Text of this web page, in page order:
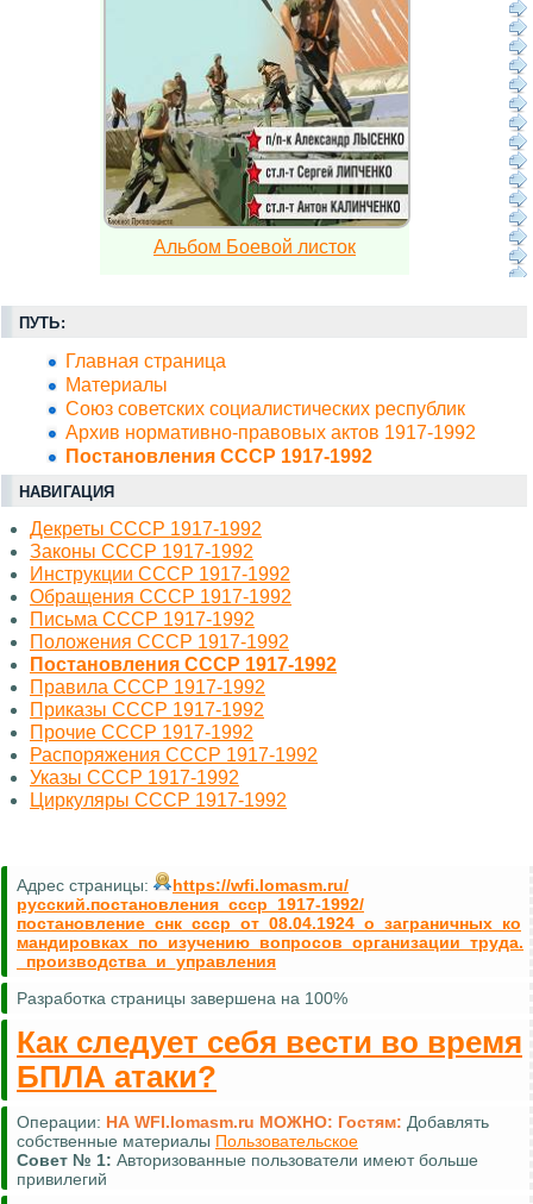
Альбом Боевой листок
ПУТЬ:
Главная страница
Материалы
Союз советских социалистических республик
Архив нормативно-правовых актов 1917-1992
Постановления СССР 1917-1992
НАВИГАЦИЯ
Декреты СССР 1917-1992
Законы СССР 1917-1992
Инструкции СССР 1917-1992
Обращения СССР 1917-1992
Письма СССР 1917-1992
Положения СССР 1917-1992
Постановления СССР 1917-1992
Правила СССР 1917-1992
Приказы СССР 1917-1992
Прочие СССР 1917-1992
Распоряжения СССР 1917-1992
Указы СССР 1917-1992
Циркуляры СССР 1917-1992
Адрес страницы:
https://wfi.lomasm.ru/
русский.постановления_ссср_1917-1992/
постановление_снк_ссср_от_08.04.1924_о_заграничных_ко
мандировках_по_изучению_вопросов_организации_труда.
_производства_и_управления
Разработка страницы завершена на 100%
Как следует себя вести во время
БПЛА атаки?
Операции: НА WFI.lomasm.ru МОЖНО: Гостям: Добавлять
собственные материалы Пользовательское
Совет № 1: Авторизованные пользователи имеют больше
привилегий